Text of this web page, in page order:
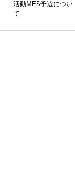
活動MES予選につい
て